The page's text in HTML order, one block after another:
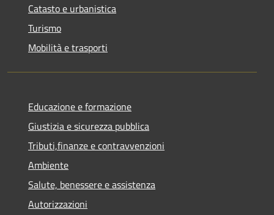
Catasto e urbanistica
Turismo
Mobilità e trasporti
Educazione e formazione
Giustizia e sicurezza pubblica
Tributi,finanze e contravvenzioni
Ambiente
Salute, benessere e assistenza
Autorizzazioni